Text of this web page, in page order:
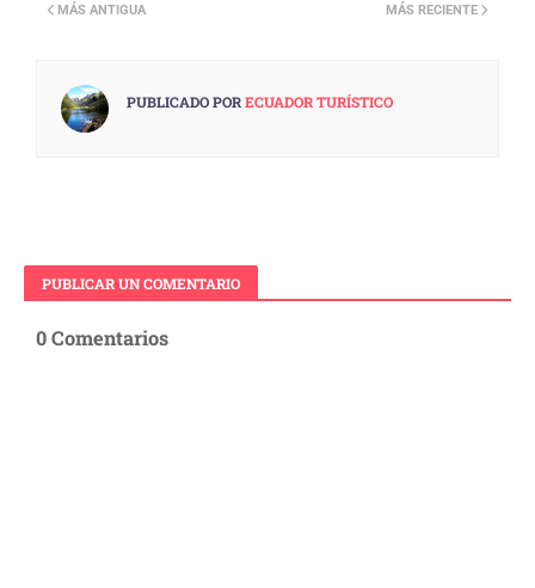
MÁS RECIENTE
MÁS ANTIGUA
PUBLICADO PORECUADOR TURÍSTICO
PUBLICAR UN COMENTARIO
0 Comentarios